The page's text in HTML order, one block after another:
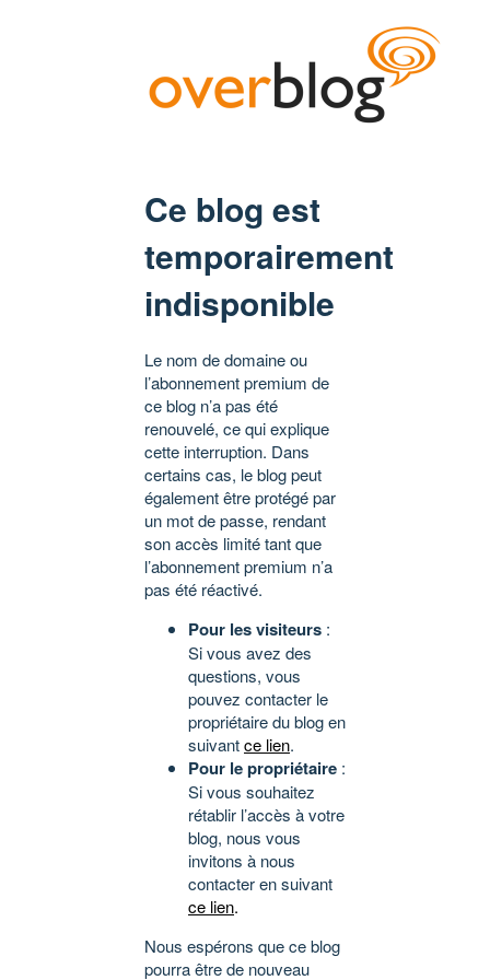
Ce blog est
temporairement
indisponible
Le nom de domaine ou
l’abonnement premium de
ce blog n’a pas été
renouvelé, ce qui explique
cette interruption. Dans
certains cas, le blog peut
également être protégé par
un mot de passe, rendant
son accès limité tant que
l’abonnement premium n’a
pas été réactivé.
Pour les visiteurs :
Si vous avez des
questions, vous
pouvez contacter le
propriétaire du blog en
suivantce lien.
Pour le propriétaire :
Si vous souhaitez
rétablir l’accès à votre
blog, nous vous
invitons à nous
contacter en suivant
ce lien.
Nous espérons que ce blog
pourra être de nouveau